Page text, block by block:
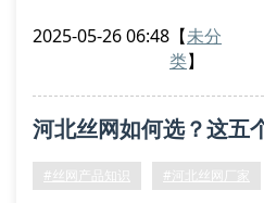
责人，今天从实际应用场景出
金属丝网并非“万能通用”，比
度的镀锌铁丝网，而农业养殖
2025-05-26 06:48 【未分
类】
河北丝网如何选？这五
#丝网产品知识 #河北丝网厂家